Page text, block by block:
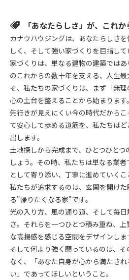
「あなたらしさ」が、これ
カナウハウジングは、あなたらしさ
しく、そして強い家づくりを目指して
家づくりは、単なる建物の建築では
のこれからの数十年を支える、人生
そ、私たちの家づくりは、まず「無
心の土台を整えることから始まります。
先行きが見えにくい今の時代だから
て安心して歩める道筋を、私たちは
出します。
土地探しから完成まで、ひとつひと
しょう。その時、私たちは単なる業
として寄り添い、丁寧に進めていくこ
私たちが追求するのは、玄関を開け
る"帰りたくなる家"です。
光の入り方、風の通り道、そして毎
さ。それらを一つひとつ積み重ね、
な高揚感を感じる空間をデザインしま
そして何より強く願っているのは、
なく、「あなた自身が心から満たさ
い」であってほしいということ。